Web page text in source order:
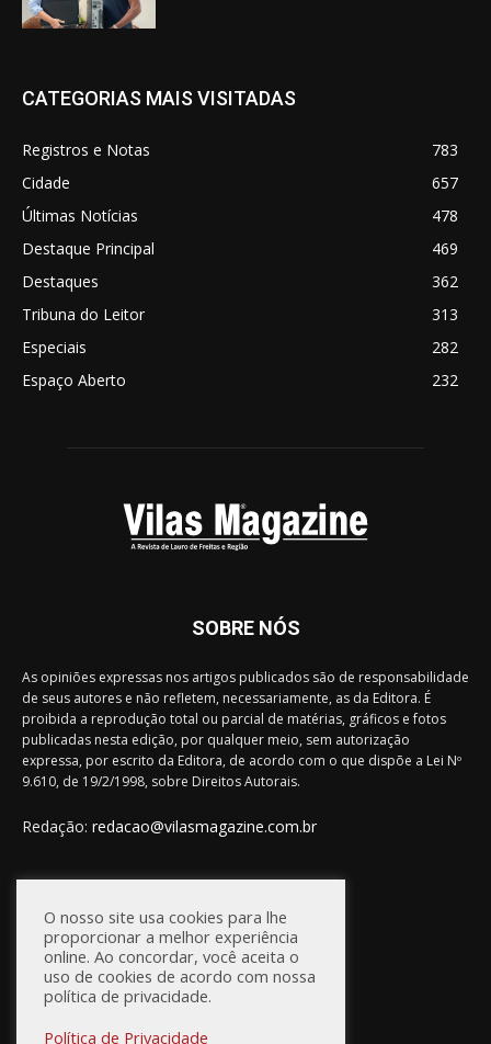
CATEGORIAS MAIS VISITADAS
Registros e Notas
783
Cidade
657
Últimas Notícias
478
Destaque Principal
469
Destaques
362
Tribuna do Leitor
313
Especiais
282
Espaço Aberto
232
SOBRE NÓS
As opiniões expressas nos artigos publicados são de responsabilidade
de seus autores e não refletem, necessariamente, as da Editora. É
proibida a reprodução total ou parcial de matérias, gráficos e fotos
publicadas nesta edição, por qualquer meio, sem autorização
expressa, por escrito da Editora, de acordo com o que dispõe a Lei Nº
9.610, de 19/2/1998, sobre Direitos Autorais.
Redação: redacao@vilasmagazine.com.br
FIQUE CONECTADO
O nosso site usa cookies para lhe
proporcionar a melhor experiência
online. Ao concordar, você aceita o
uso de cookies de acordo com nossa
política de privacidade.
Política de Privacidade